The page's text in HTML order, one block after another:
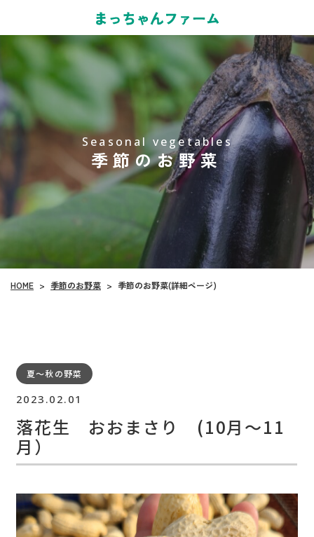
Seasonal vegetables
季節のお野菜
HOME > 季節のお野菜 > 季節のお野菜(詳細ページ)
夏～秋の野菜
2023.02.01
落花生 おおまさり (10月～11
月）